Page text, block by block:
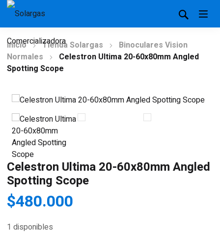
Inicio Tienda Solargas
Binoculares Vision
Normales
Celestron Ultima 20-60x80mm Angled
Spotting Scope
Celestron Ultima 20-60x80mm Angled
Spotting Scope
$480.000
1 disponibles